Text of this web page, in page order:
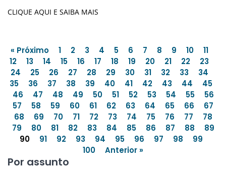
CLIQUE AQUI E SAIBA MAIS
« Próximo 1 2 3 4 5 6 7 8 9 10
11
12
13 14 15 16 17 18 19 20 21 22
23
24
25 26 27 28 29 30 31 32 33
34
35
36 37 38 39 40 41 42 43 44
45
46
47 48 49 50 51 52 53 54 55
56
57
58 59 60 61 62 63 64 65 66
67
68
69 70 71 72 73 74 75 76 77
78
79
80 81 82 83 84 85 86 87 88
89
90
91 92 93 94 95 96 97 98
99
100
Anterior »
Por assunto